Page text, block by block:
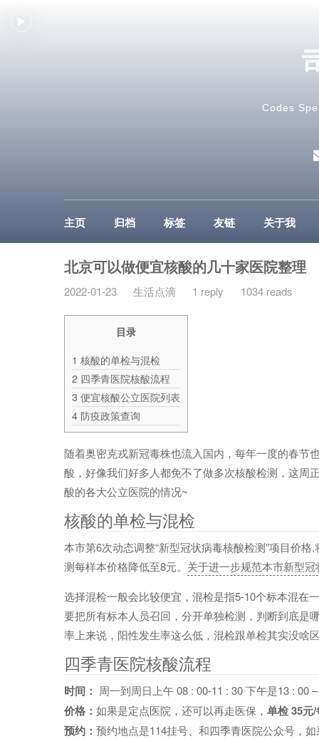
Codes
主页 归档 标签 友链 关于我
北京可以做便宜核酸的几十家医院整理
2022-01-23 生活点滴 1 reply 1034 reads
目录
1 核酸的单检与混检
2 四季青医院核酸流程
3 便宜核酸公立医院列表
4 防疫政策查询
随着奥密克戎新冠毒株也流入国内，每年一度的春节
酸，好像我们好多人都免不了做多次核酸检测，这周
酸的各大公立医院的情况~
核酸的单检与混检
本市第6次动态调整“新型冠状病毒核酸检测”项目价
测每样本价格降低至8元。 关于进一步规范本市新型
选择混检一般会比较便宜，混检是指5-10个标本混在
要把所有标本人员召回，分开单独检测，判断到底是
率上来说，阳性发生率这么低，混检跟单检其实没啥
四季青医院核酸流程
时间： 周一到周日上午 08 : 00-11 : 30 下午是13 : 00
价格： 如果是定点医院，还可以再走医保， 单检 35元
预约： 预约地点是114挂号、和四季青医院公众号，